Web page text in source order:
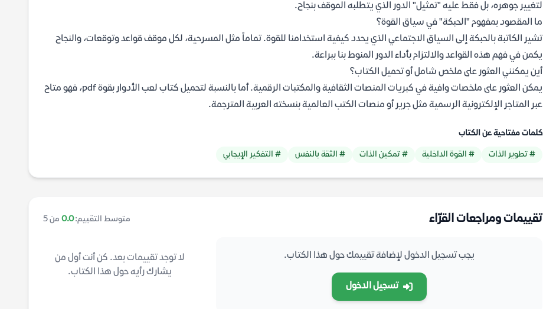
لتغيير جوهره، بل فقط عليه "تمثيل" الدور الذي يتطلبه الموقف بنجاح.
ما المقصود بمفهوم "الحبكة" في سياق القوة؟
تشير الكاتبة بالحبكة إلى السياق الاجتماعي الذي يحدد كيفية استخدامنا للقوة. تماماً مثل المسرحية، لكل موقف قواعد وتوقعات، والنجاح
يكمن في فهم هذه القواعد والالتزام بأداء الدور المنوط بنا ببراعة.
أين يمكنني العثور على ملخص شامل أو تحميل الكتاب؟
يمكن العثور على ملخصات وافية في كبريات المنصات الثقافية والمكتبات الرقمية. أما بالنسبة لتحميل كتاب لعب الأدوار بقوة pdf، فهو متاح
عبر المتاجر الإلكترونية الرسمية مثل جرير أو منصات الكتب العالمية بنسخته العربية المترجمة.
كلمات مفتاحية عن الكتاب
# تطوير الذات # القوة الداخلية # تمكين الذات # الثقة بالنفس # التفكير الإيجابي
تقييمات ومراجعات القرّاء متوسط التقييم:0.0 من 5
يجب تسجيل الدخول لإضافة تقييمك حول هذا الكتاب.
تسجيل الدخول
لا توجد تقييمات بعد. كن أنت أول من
يشارك رأيه حول هذا الكتاب.